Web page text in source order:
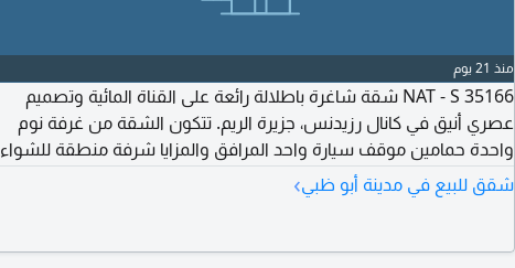
منذ 21 يوم
NAT - S 35166 شقة شاغرة باطلالة رائعة على القناة المائية وتصميم
عصري أنيق في كانال رزيدنس، جزيرة الريم. تتكون الشقة من غرفة نوم
واحدة حمامين موقف سيارة واحد المرافق والمزايا شرفة منطقة للشواء
اجهزة مطبخ مدمجة خزائن حائط مدمجة تكييف وتدفئة مركزية منطقة
ألعاب للاطفال موقف سيارات مغطى بهو فاخر في المبنى أمن وحراسة
المياه غرفة ملابس (Walk - in
شقق للبيع في مدينة أبو ظبي›